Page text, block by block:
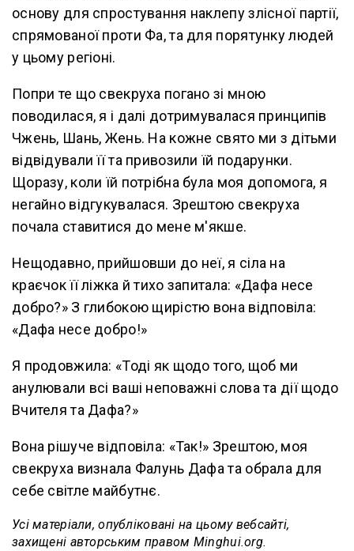
основу для спростування наклепу злісної партії,
спрямованої проти Фа, та для порятунку людей
у цьому регіоні.
Попри те що свекруха погано зі мною
поводилася, я і далі дотримувалася принципів
Чжень, Шань, Жень. На кожне свято ми з дітьми
відвідували її та привозили їй подарунки.
Щоразу, коли їй потрібна була моя допомога, я
негайно відгукувалася. Зрештою свекруха
почала ставитися до мене м'якше.
Нещодавно, прийшовши до неї, я сіла на
краєчок її ліжка й тихо запитала: «Дафа несе
добро?» З глибокою щирістю вона відповіла:
«Дафа несе добро!»
Я продовжила: «Тоді як щодо того, щоб ми
анулювали всі ваші неповажні слова та дії щодо
Вчителя та Дафа?»
Вона рішуче відповіла: «Так!» Зрештою, моя
свекруха визнала Фалунь Дафа та обрала для
себе світле майбутнє.
Усі матеріали, опубліковані на цьому вебсайті,
захищені авторським правом Minghui.org.